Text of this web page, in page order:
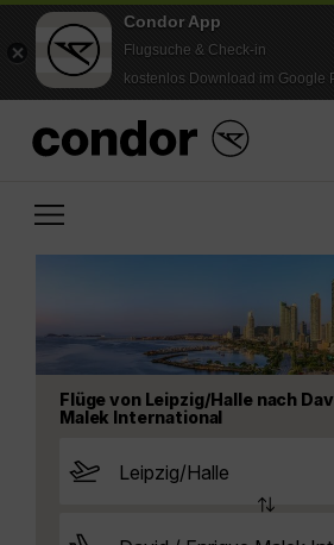
Condor App
Flugsuche & Check-in
kostenlos Download im Google
Flüge von Leipzig/Halle nach
Malek International